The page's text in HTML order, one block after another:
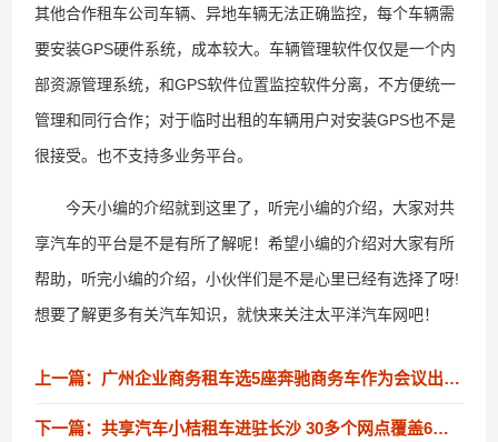
其他合作租车公司车辆、异地车辆无法正确监控，每个车辆需
要安装GPS硬件系统，成本较大。车辆管理软件仅仅是一个内
部资源管理系统，和GPS软件位置监控软件分离，不方便统一
管理和同行合作；对于临时出租的车辆用户对安装GPS也不是
很接受。也不支持多业务平台。
今天小编的介绍就到这里了，听完小编的介绍，大家对共
享汽车的平台是不是有所了解呢！希望小编的介绍对大家有所
帮助，听完小编的介绍，小伙伴们是不是心里已经有选择了呀!
想要了解更多有关汽车知识，就快来关注太平洋汽车网吧！
上一篇：广州企业商务租车选5座奔驰商务车作为会议出行工具更显高端
下一篇：共享汽车小桔租车进驻长沙 30多个网点覆盖6大主要区县